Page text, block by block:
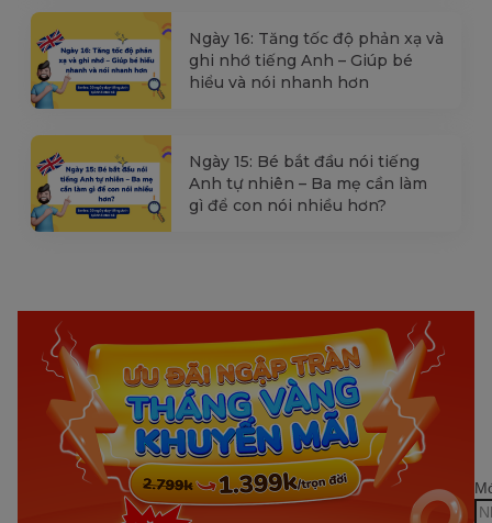
Ngày 16: Tăng tốc độ phản xạ và
ghi nhớ tiếng Anh – Giúp bé
hiểu và nói nhanh hơn
Ngày 15: Bé bắt đầu nói tiếng
Anh tự nhiên – Ba mẹ cần làm
gì để con nói nhiều hơn?